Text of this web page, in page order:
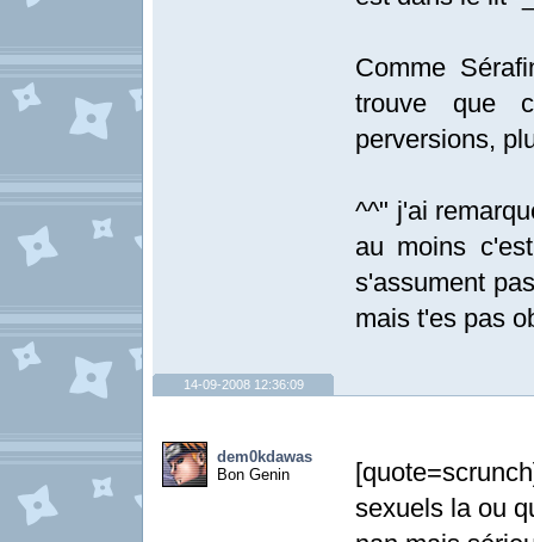
Comme
trouve que
perversions,
^^" j'ai
au moins
s'assument
mais t'es pas
14-09-2008 12:36:09
dem0kdawas
Bon Genin
sexuels la ou